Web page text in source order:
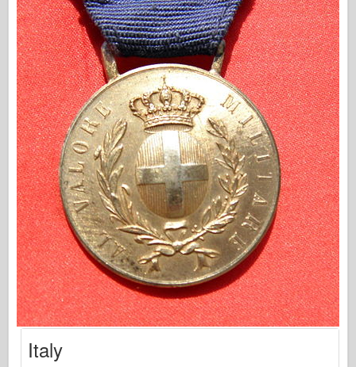
Sygnał eskadry
Tankpower
Ciężarówki & Czołgi
Waffen-Arsenał
Wydawnictwo Militaria
Maquettes
Akademii
Modele asów
Klub AFV
Airfix
Siły Powietrzne
AZ Model
Czarny pies
Italy